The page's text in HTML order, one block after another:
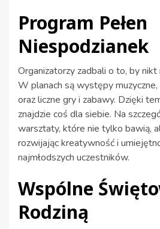
Program Pełen
Niespodzianek
Organizatorzy zadbali o to, by nikt
W planach są występy
oraz liczne gry i zabawy. Dzięki
znajdzie coś dla siebie. Na
warsztaty, które nie tylko bawią,
rozwijając kreatywność i
najmłodszych uczestników.
Wspólne
Rodziną